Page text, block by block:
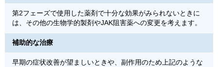
第2フェーズで使用した薬剤で十分な効果がみられないときに
は、その他の生物学的製剤やJAK阻害薬への変更を考えます。
補助的な治療
早期の症状改善が望ましいときや、副作用のため上記のような